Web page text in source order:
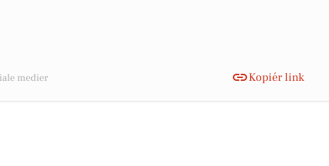
medier Kopiér link